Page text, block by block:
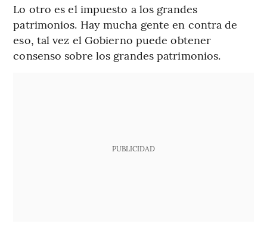
Lo otro es el impuesto a los grandes
patrimonios. Hay mucha gente en contra de
eso, tal vez el Gobierno puede obtener
consenso sobre los grandes patrimonios.
PUBLICIDAD